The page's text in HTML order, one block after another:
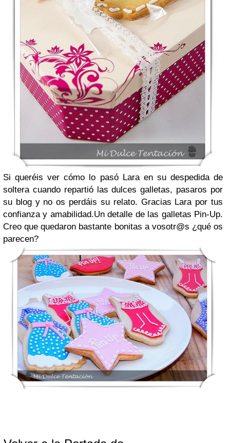
Si queréis ver cómo lo pasó Lara en su despedida de
soltera cuando repartió las dulces galletas, pasaros por
su blog y no os perdáis su relato. Gracias Lara por tus
confianza y amabilidad.Un detalle de las galletas Pin-Up.
Creo que quedaron bastante bonitas a vosotr@s ¿qué os
parecen?